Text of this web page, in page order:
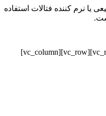
یا نرم کننده فتالات استفاده
[/vc_column_text][/vc_column][/vc_row][vc_row][vc_column]